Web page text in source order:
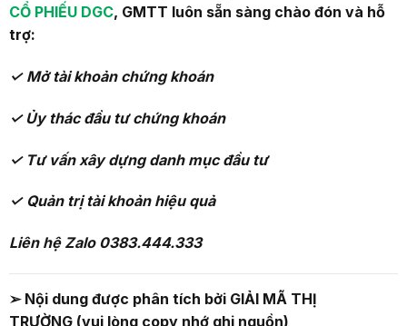
CỔ PHIẾU DGC, GMTT luôn sẵn sàng chào đón và hỗ
trợ:
✓ Mở tài khoản chứng khoán
✓ Ủy thác đầu tư chứng khoán
✓ Tư vấn xây dựng danh mục đầu tư
✓ Quản trị tài khoảnhiệu quả
Liên hệ Zalo 0383.444.333
➢ Nội dung được phân tích bởi GIẢI MÃ THỊ
TRƯỜNG(vui lòng copy nhớ ghi nguồn)